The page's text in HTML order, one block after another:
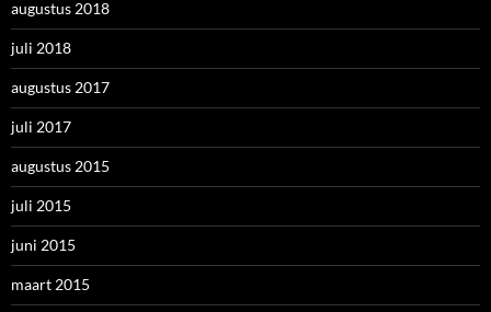
augustus 2018
juli 2018
augustus 2017
juli 2017
augustus 2015
juli 2015
juni 2015
maart 2015